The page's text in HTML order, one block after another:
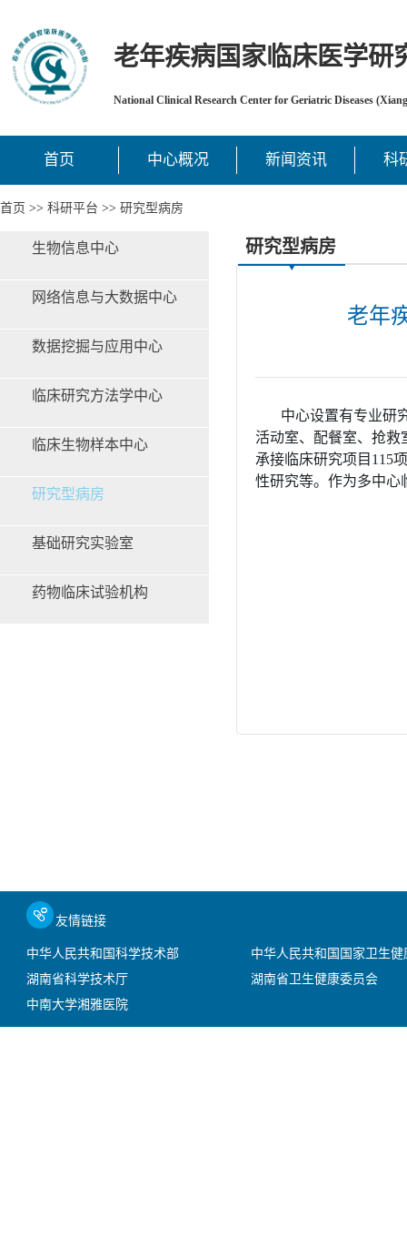
老年疾病国家临床医学研
National Clinical Research Center for Geriatric Diseases
首页 中心概况 新闻资讯 科
首页 >> 科研平台 >> 研究型病房
生物信息中心
网络信息与大数据中心
数据挖掘与应用中心
临床研究方法学中心
临床生物样本中心
研究型病房
基础研究实验室
药物临床试验机构
研究型病房
老年
中心设置有专业研
活动室、配餐室、抢
承接临床研究项目115
性研究等。作为多中心
友情链接
中华人民共和国科学技术部
中华人民共和国国家卫生健
湖南省科学技术厅
湖南省卫生健康委员会
中南大学湘雅医院